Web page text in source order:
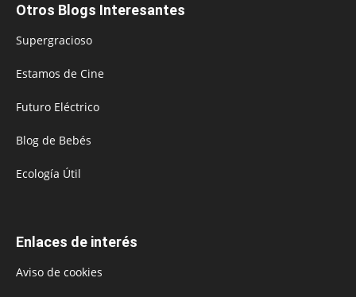
Otros Blogs Interesantes
Supergracioso
Estamos de Cine
Futuro Eléctrico
Blog de Bebés
Ecología Útil
Enlaces de interés
Aviso de cookies